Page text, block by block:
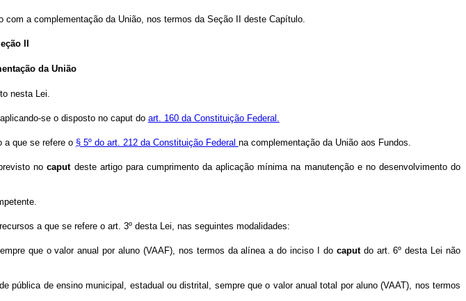
com a complementação da União, nos termos da Seção II deste Capítulo.
II
da União
nesta Lei.
se o disposto no caput do art. 160 da Constituição Federal.
a que se refere o § 5º do art. 212 da Constituição Federal na complementação da União aos Fundos.
nocaput deste artigo para cumprimento da aplicação mínima na manutenção e no desenvolvimento do
a que se refere o art. 3º desta Lei, nas seguintes modalidades:
que o valor anual por aluno (VAAF), nos termos da alínea a do inciso I do caput do art. 6º desta Lei não
pública de ensino municipal, estadual ou distrital, sempre que o valor anual total por aluno (VAAT), nos termos